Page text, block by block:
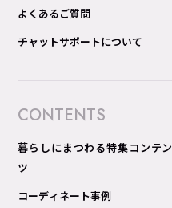
よくあるご質問
チャットサポートについて
CONTENTS
暮らしにまつわる特集コンテン
ツ
コーディネート事例